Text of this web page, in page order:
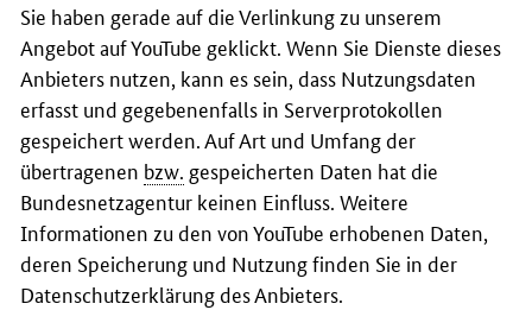
Sie haben gerade auf die Verlinkung zu unserem
Angebot auf YouTube geklickt. Wenn Sie Dienste dieses
Anbieters nutzen, kann es sein, dass Nutzungsdaten
erfasst und gegebenenfalls in Serverprotokollen
gespeichert werden. Auf Art und Umfang der
übertragenen bzw. gespeicherten Daten hat die
Bundesnetzagentur keinen Einfluss. Weitere
Informationen zu den von YouTube erhobenen Daten,
deren Speicherung und Nutzung finden Sie in der
Datenschutzerklärung des Anbieters.